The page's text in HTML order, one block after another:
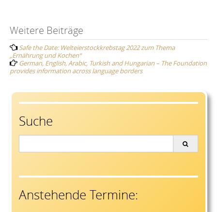
Post
navigation
Weitere Beiträge
Safe the Date: Welteierstockkrebstag 2022 zum Thema
„Ernährung und Kochen“
German, English, Arabic, Turkish and Hungarian – The Foundation
provides information across language borders
Suche
Anstehende Termine: